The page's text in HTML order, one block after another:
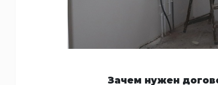
Зачем нужен